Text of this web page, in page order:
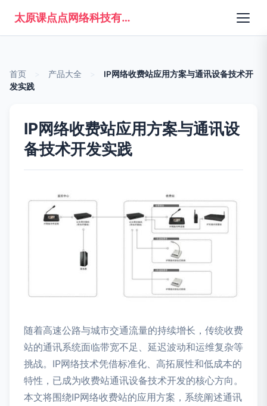
太原课点点网络科技有限公司
首页 产品大全
IP网络收费站应用方案与通讯设备技术开
发实践
IP网络收费站应用方案与通讯设
备技术开发实践
随着高速公路与城市交通流量的持续增长，传统收费
站的通讯系统面临带宽不足、延迟波动和运维复杂等
挑战。IP网络技术凭借标准化、高拓展性和低成本的
特性，已成为收费站通讯设备技术开发的核心方向。
本文将围绕IP网络收费站的应用方案，系统阐述通讯